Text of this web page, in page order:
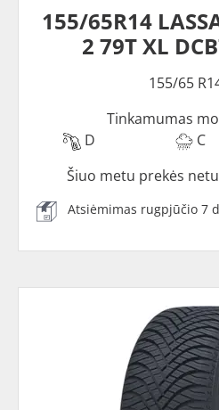
155/65R14
2 79T XL
155/65
Tinkamumas
D
C
Šiuo metu prekės
Atsiėmimas rugpjūčio 7